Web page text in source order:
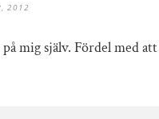
2012
mig själv. Fördel med